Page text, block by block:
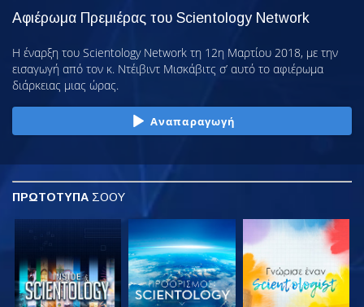
Αφιέρωμα Πρεμιέρας του Scientology Network
Η έναρξη του Scientology Network τη 12η Μαρτίου 2018, με την
εισαγωγή από τον κ. Ντέιβιντ Μισκάβιτς σ’ αυτό το αφιέρωμα
διάρκειας μιας ώρας.
Αναπαραγωγή
ΠΡΩΤΟΤΥΠΑ ΣΟΟΥ